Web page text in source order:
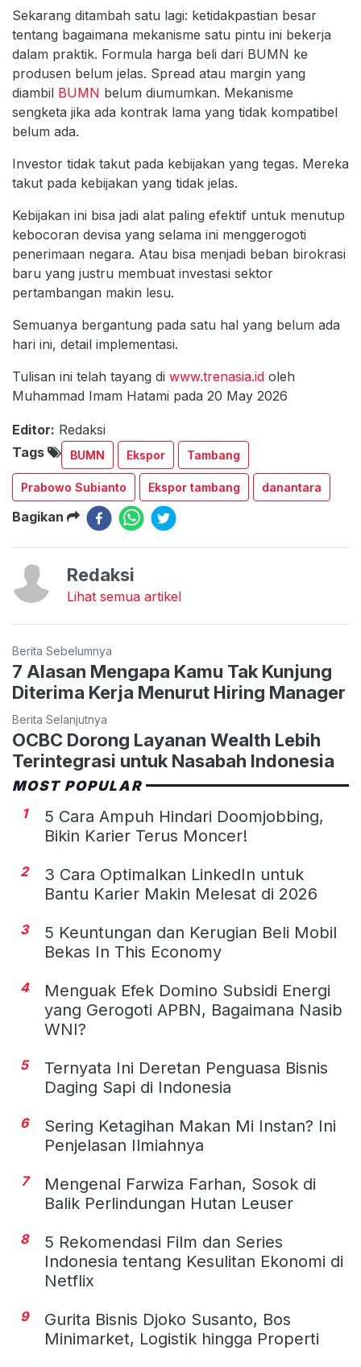
Sekarang ditambah satu lagi: ketidakpastian besar
tentang bagaimana mekanisme satu pintu ini bekerja
dalam praktik. Formula harga beli dari BUMN ke
produsen belum jelas. Spread atau margin yang
diambil BUMN belum diumumkan. Mekanisme
sengketa jika ada kontrak lama yang tidak kompatibel
belum ada.
Investor tidak takut pada kebijakan yang tegas. Mereka
takut pada kebijakan yang tidak jelas.
Kebijakan ini bisa jadi alat paling efektif untuk menutup
kebocoran devisa yang selama ini menggerogoti
penerimaan negara. Atau bisa menjadi beban birokrasi
baru yang justru membuat investasi sektor
pertambangan makin lesu.
Semuanya bergantung pada satu hal yang belum ada
hari ini, detail implementasi.
Tulisan ini telah tayang di www.trenasia.id oleh
Muhammad Imam Hatami pada 20 May 2026
Editor: Redaksi
Tags
BUMN Ekspor Tambang
Prabowo Subianto Ekspor tambang danantara
Bagikan
Redaksi
Lihat semua artikel
Berita Sebelumnya
7 Alasan Mengapa Kamu Tak Kunjung
Diterima Kerja Menurut Hiring Manager
Berita Selanjutnya
OCBC Dorong Layanan Wealth Lebih
Terintegrasi untuk Nasabah Indonesia
MOST POPULAR
1
5 Cara Ampuh Hindari Doomjobbing,
Bikin Karier Terus Moncer!
2
3 Cara Optimalkan LinkedIn untuk
Bantu Karier Makin Melesat di 2026
3
5 Keuntungan dan Kerugian Beli Mobil
Bekas In This Economy
4
Menguak Efek Domino Subsidi Energi
yang Gerogoti APBN, Bagaimana Nasib
WNI?
5
Ternyata Ini Deretan Penguasa Bisnis
Daging Sapi di Indonesia
6
Sering Ketagihan Makan Mi Instan? Ini
Penjelasan Ilmiahnya
7
Mengenal Farwiza Farhan, Sosok di
Balik Perlindungan Hutan Leuser
8
5 Rekomendasi Film dan Series
Indonesia tentang Kesulitan Ekonomi di
Netflix
9
Gurita Bisnis Djoko Susanto, Bos
Minimarket, Logistik hingga Properti